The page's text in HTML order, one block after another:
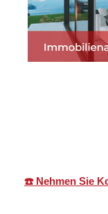
☎️ Nehmen Sie